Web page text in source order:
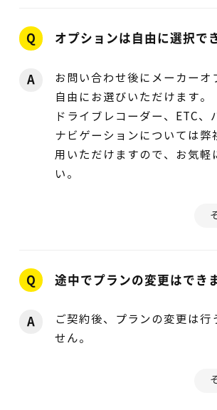
Q オプションは自由に選択で
A
お問い合わせ後にメーカーオ
自由にお選びいただけます。
ドライブレコーダー、ETC、
ナビゲーションについては弊
用いただけますので、お気軽
い。
Q 途中でプランの変更はでき
A
ご契約後、プランの変更は行
せん。